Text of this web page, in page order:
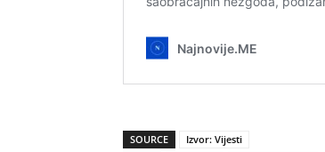
SOURCE
Izvor: Vijesti